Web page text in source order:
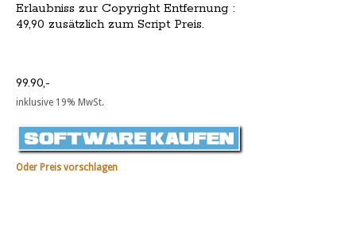
Erlaubniss zur Copyright Entfernung :
49,90 zusätzlich zum Script Preis.
99.90,-
inklusive 19% MwSt.
Oder Preis vorschlagen